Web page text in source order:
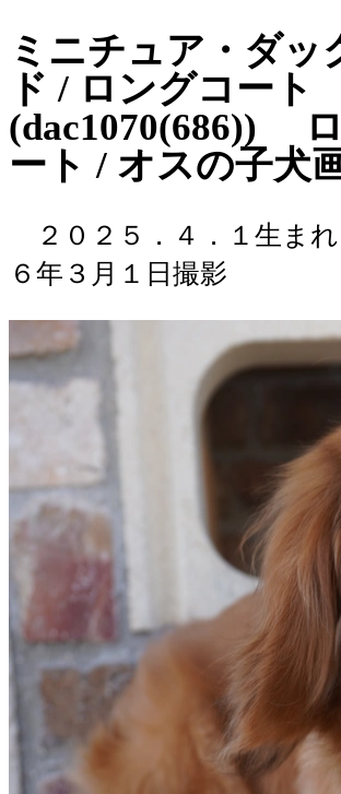
ミニチュア・ダッ
ド / ロングコート
(dac1070(686))
ート / オスの子犬
２０２５．４．１生まれ
６年３月１日撮影